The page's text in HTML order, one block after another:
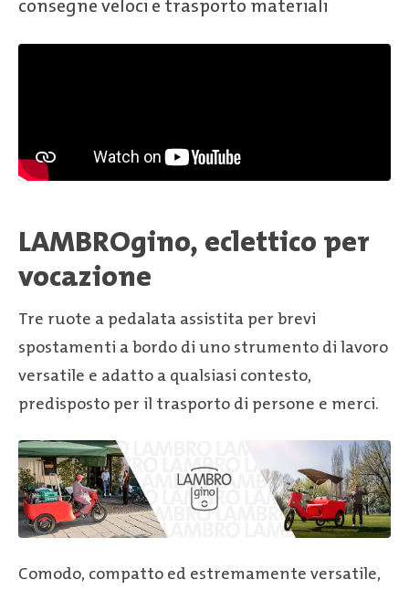
consegne veloci e trasporto materiali
LAMBROgino, eclettico per
vocazione
Tre ruote a pedalata assistita per brevi
spostamenti a bordo di uno strumento di lavoro
versatile e adatto a qualsiasi contesto,
predisposto per il trasporto di persone e merci.
Comodo, compatto ed estremamente versatile,